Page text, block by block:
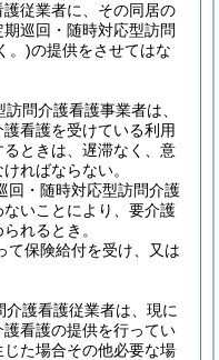
従業者に、その同居の
巡回・随時対応型訪問
。)の提供をさせてはな
問介護看護事業者は、
看護を受けている利用
ときは、遅滞なく、意
ればならない。
回・随時対応型訪問介護
いことにより、要介護
れるとき。
て保険給付を受け、又は
護看護従業者は、現に
看護の提供を行ってい
た場合その他必要な場